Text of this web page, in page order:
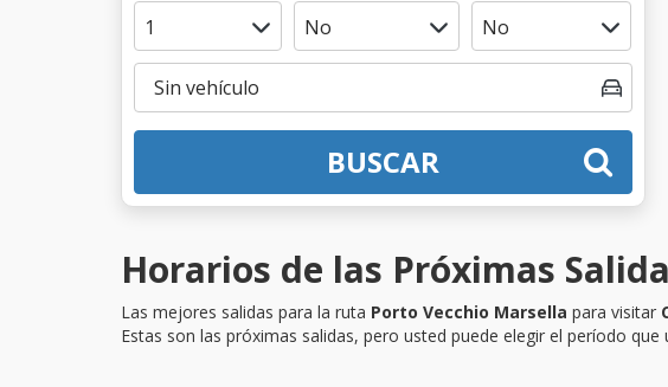
BUSCAR
Horarios de las Próximas
Las mejores salidas para la ruta Porto Vecchio Marsella para visitar
Estas son las próximas salidas, pero usted puede elegir el período que